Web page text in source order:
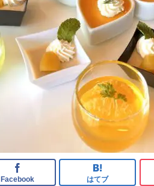
Facebook はてブ